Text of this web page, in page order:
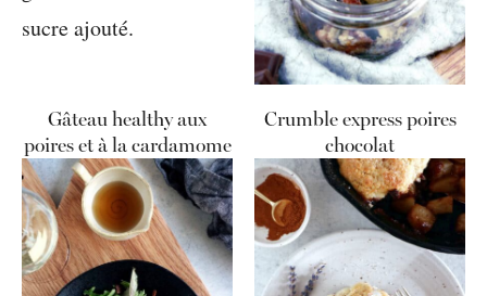
Gâteau healthy aux
poires et à la cardamome
Crumble express poires
chocolat